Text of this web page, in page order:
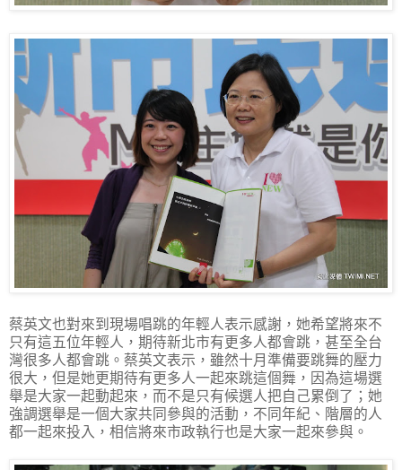
蔡英文也對來到現場唱跳的年輕人表示感謝，她希望將來不
只有這五位年輕人，期待新北市有更多人都會跳，甚至全台
灣很多人都會跳。蔡英文表示，雖然十月準備要跳舞的壓力
很大，但是她更期待有更多人一起來跳這個舞，因為這場選
舉是大家一起動起來，而不是只有候選人把自己累倒了；她
強調選舉是一個大家共同參與的活動，不同年紀、階層的人
都一起來投入，相信將來市政執行也是大家一起來參與。